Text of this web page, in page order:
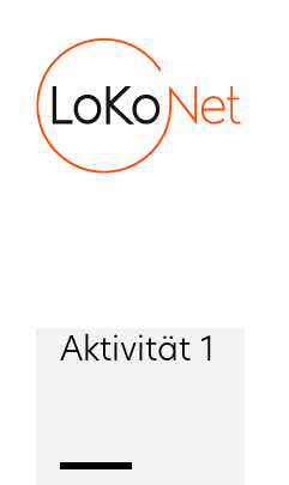
Inhalt
springen
Aktivität 1